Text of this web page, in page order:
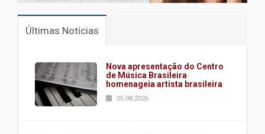
Últimas Notícias
Nova apresentação do Centro
de Música Brasileira
homenageia artista brasileira
05.08.2026